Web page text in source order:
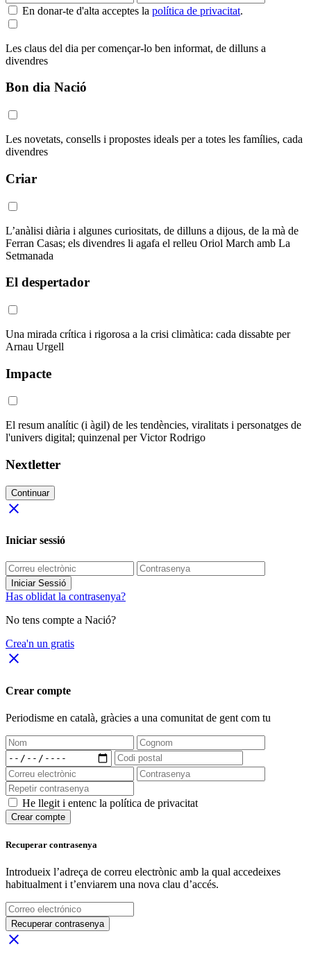
En donar-te d'alta acceptes la política de privacitat.
Les claus del dia per començar-lo ben informat, de dilluns a
divendres
Bon dia Nació
Les novetats, consells i propostes ideals per a totes les famílies, cada
divendres
Criar
L’anàlisi diària i algunes curiositats, de dilluns a dijous, de la mà de
Ferran Casas; els divendres li agafa el relleu Oriol March amb La
Setmanada
El despertador
Una mirada crítica i rigorosa a la crisi climàtica: cada dissabte per
Arnau Urgell
Impacte
El resum analític (i àgil) de les tendències, viralitats i personatges de
l'univers digital; quinzenal per Victor Rodrigo
Nextletter
Continuar
close
Iniciar sessió
Iniciar Sessió
Has oblidat la contrasenya?
No tens compte a Nació?
Crea'n un gratis
close
Crear compte
Periodisme en català, gràcies a una comunitat de gent com tu
He llegit i entenc la política de privacitat
Crear compte
Recuperar contrasenya
Introdueix l’adreça de correu electrònic amb la qual accedeixes
habitualment i t’enviarem una nova clau d’accés.
Recuperar contrasenya
close